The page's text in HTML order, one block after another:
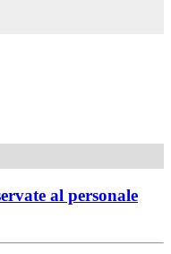
al personale